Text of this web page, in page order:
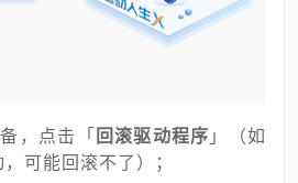
，点击「回滚驱动程序 」（如
可能回滚不了）；